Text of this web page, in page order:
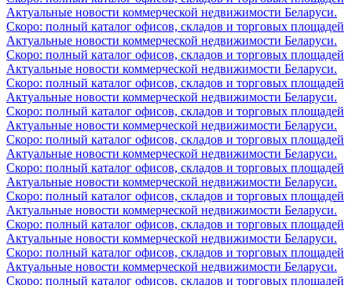
Актуальные новости коммерческой недвижимости Беларуси.
Скоро: полный каталог офисов, складов и торговых площадей
Актуальные новости коммерческой недвижимости Беларуси.
Скоро: полный каталог офисов, складов и торговых площадей
Актуальные новости коммерческой недвижимости Беларуси.
Скоро: полный каталог офисов, складов и торговых площадей
Актуальные новости коммерческой недвижимости Беларуси.
Скоро: полный каталог офисов, складов и торговых площадей
Актуальные новости коммерческой недвижимости Беларуси.
Скоро: полный каталог офисов, складов и торговых площадей
Актуальные новости коммерческой недвижимости Беларуси.
Скоро: полный каталог офисов, складов и торговых площадей
Актуальные новости коммерческой недвижимости Беларуси.
Скоро: полный каталог офисов, складов и торговых площадей
Актуальные новости коммерческой недвижимости Беларуси.
Скоро: полный каталог офисов, складов и торговых площадей
Актуальные новости коммерческой недвижимости Беларуси.
Скоро: полный каталог офисов, складов и торговых площадей
Актуальные новости коммерческой недвижимости Беларуси.
Скоро: полный каталог офисов, складов и торговых площадей